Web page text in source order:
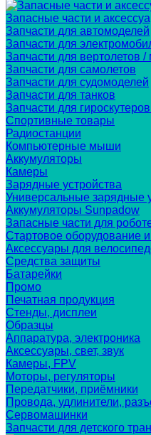
Запасные части и
Запчасти для автомоделей
Запчасти для
Запчасти для вертолетов /
Запчасти для самолетов
Запчасти для судомоделей
Запчасти для танков
Запчасти для
Спортивные товары
Радиостанции
Компьютерные мыши
Аккумуляторы
Камеры
Зарядные устройства
Универсальные зарядные
Аккумуляторы Sunpadow
Запасные части для
Стартовое оборудование
Аксессуары для
Средства защиты
Батарейки
Промо
Печатная продукция
Стенды, дисплеи
Образцы
Аппаратура, электроника
Аксессуары, свет, звук
Камеры, FPV
Моторы, регуляторы
Передатчики, приёмники
Провода, удлинители,
Сервомашинки
Запчасти для детского